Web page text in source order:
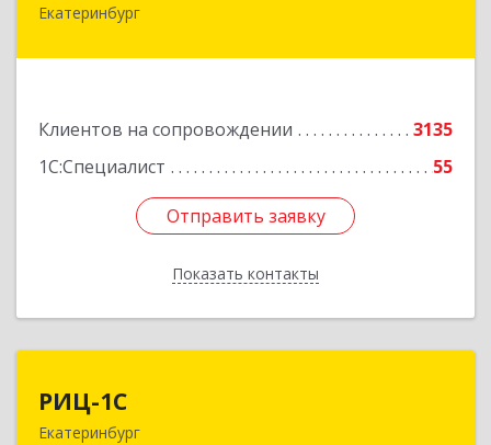
Екатеринбург
Клиентов на сопровождении
3135
1С:Специалист
55
Отправить заявку
Показать контакты
620075, Свердловская обл, Екатеринбург г,
Отправить заявку
Назад
РИЦ-1С
Екатеринбург
620102, Свердловская обл, Екатеринбург г,